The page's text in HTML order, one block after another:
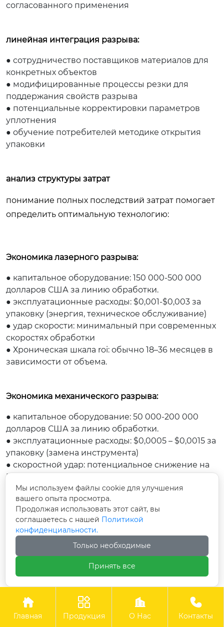
согласованного применения
линейная интеграция разрыва:
● сотрудничество поставщиков материалов для
конкретных объектов
● модифицированные процессы резки для
поддержания свойств разрыва
● потенциальные корректировки параметров
уплотнения
● обучение потребителей методике открытия
упаковки
анализ структуры затрат
понимание полных последствий затрат помогает
определить оптимальную технологию:
Экономика лазерного разрыва:
● капитальное оборудование: 150 000-500 000
долларов США за линию обработки.
● эксплуатационные расходы: $0,001-$0,003 за
упаковку (энергия, техническое обслуживание)
● удар скорости: минимальный при современных
скоростях обработки
● Хроническая шкала roi: обычно 18–36 месяцев в
зависимости от объема.
Экономика механического разрыва:
● капитальное оборудование: 50 000-200 000
долларов США за линию обработки.
● эксплуатационные расходы: $0,0005 – $0,0015 за
упаковку (замена инструмента)
● скоростной удар: потенциальное снижение на
5-10% на максимальных скоростях
● Сроковая шкала roi: обычно 12-24 месяца в
зависимости от объема.
экономика линейного разрыва:
● Премия за материалы: увеличение затрат на
● скоростной удар: нет (интегрированный в
материал)

Главная

Продукция

О Нас

Контакты
Мы используем файлы cookie для улучшения
вашего опыта просмотра.
Продолжая использовать этот сайт, вы
соглашаетесь с нашей Политикой
конфиденциальности.
Только необходимые
Принять все